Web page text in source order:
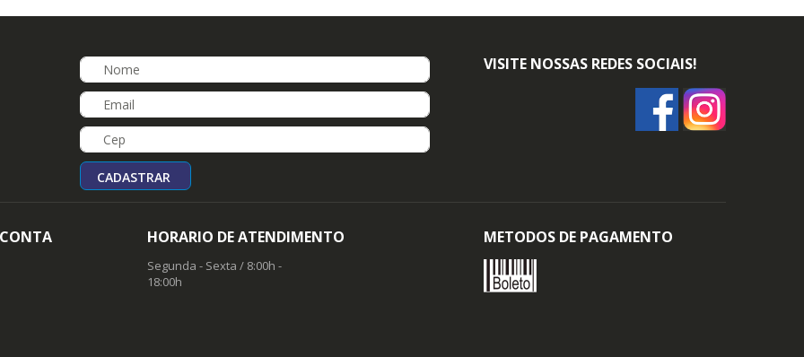
CADASTRAR
VISITE NOSSAS REDES SOCIAIS!
HORARIO DE ATENDIMENTO
Segunda - Sexta / 8:00h -
18:00h
METODOS DE PAGAMENTO